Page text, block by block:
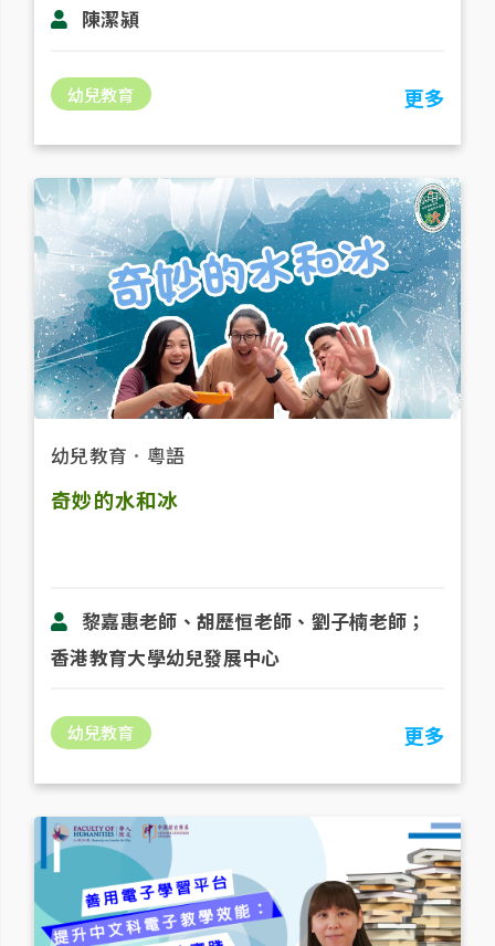
陳潔潁
幼兒教育 更多
幼兒教育 ． 粵語
奇妙的水和冰
黎嘉惠老師、胡歷恒老師、劉子楠老師；
香港教育大學幼兒發展中心
幼兒教育 更多